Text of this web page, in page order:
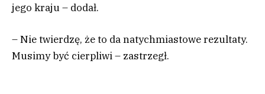
jego kraju – dodał.
– Nie twierdzę, że to da natychmiastowe rezultaty.
Musimy być cierpliwi – zastrzegł.